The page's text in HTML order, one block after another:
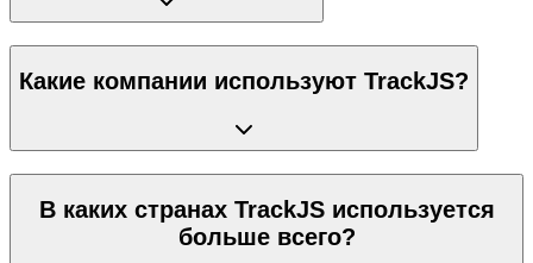
Какие компании используют TrackJS?
В каких странах TrackJS используется
больше всего?